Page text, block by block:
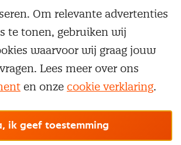
trainingen
beherenOnzealgemene
© Nevi.nl
Om relevante advertenties
te tonen, gebruiken wij
waarvoor wij graag jouw
Lees meer over ons
en onze cookie verklaring.
ik geef toestemming